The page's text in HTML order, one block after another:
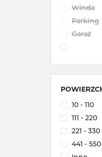
Winda
Parking
Garaż
10 - 110
111 - 220
221 - 330
441 - 550